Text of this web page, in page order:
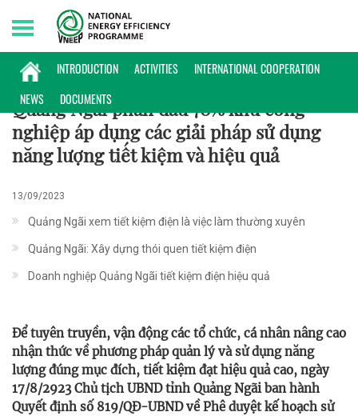
INTRODUCTION ACTIVITIES
INTERNATIONAL COOPERATION
NEWS
DOCUMENTS
Saturday, 08/08/2026 | 19:28 GMT+7
CHÍNH SÁCH
Quảng Ngãi phấn đấu 70% khu công
nghiệp áp dụng các giải pháp sử dụng
năng lượng tiết kiệm và hiệu quả
13/09/2023
Quảng Ngãi xem tiết kiệm điện là việc làm thường xuyên
Quảng Ngãi: Xây dựng thói quen tiết kiệm điện
Doanh nghiệp Quảng Ngãi tiết kiệm điện hiệu quả
Để tuyên truyền, vận động các tổ chức, cá nhân nâng cao
nhận thức về phương pháp quản lý và sử dụng năng
lượng đúng mục đích, tiết kiệm đạt hiệu quả cao, ngày
17/8/2923 Chủ tịch UBND tỉnh Quảng Ngãi ban hành
Quyết định số 819/QĐ-UBND về Phê duyệt kế hoạch sử